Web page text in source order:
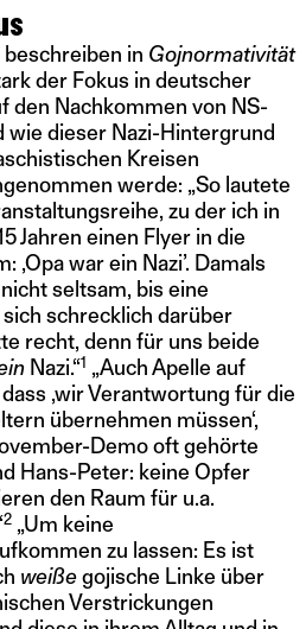
in Gojnormativität
der Fokus in deutscher
den Nachkommen von NS-
wie dieser Nazi-Hintergrund
Kreisen
werde: „So lautete
zu der ich in
Jahren einen Flyer in die
,Opa war ein Nazi’. Damals
seltsam, bis eine
sich schrecklich darüber
recht, denn für uns beide
Nazi.“1 „Auch Apelle auf
,wir Verantwortung für die
übernehmen müssen‘,
Demo oft gehörte
Hans-Peter: keine Opfer
den Raum für u.a.
2 „Um keine
zu lassen: Es ist
weißegojische Linke über
Verstrickungen